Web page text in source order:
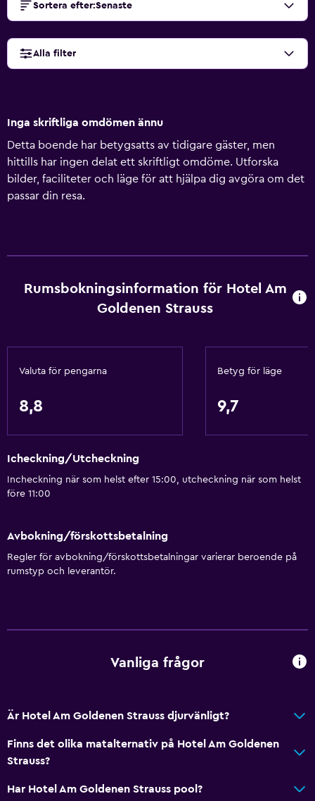
Sortera efter:Senaste
Alla filter
Inga skriftliga omdömen ännu
Detta boende har betygsatts av tidigare gäster, men
hittills har ingen delat ett skriftligt omdöme. Utforska
bilder, faciliteter och läge för att hjälpa dig avgöra om det
passar din resa.
Rumsbokningsinformation för Hotel Am
Goldenen Strauss
Valuta för pengarna
8,8
Betyg för läge
9,7
Icheckning/Utcheckning
Incheckning när som helst efter 15:00, utcheckning när som helst
före 11:00
Avbokning/förskottsbetalning
Regler för avbokning/förskottsbetalningar varierar beroende på
rumstyp och leverantör.
Vanliga frågor
Är Hotel Am Goldenen Strauss djurvänligt?
Finns det olika matalternativ på Hotel Am Goldenen
Strauss?
Har Hotel Am Goldenen Strauss pool?